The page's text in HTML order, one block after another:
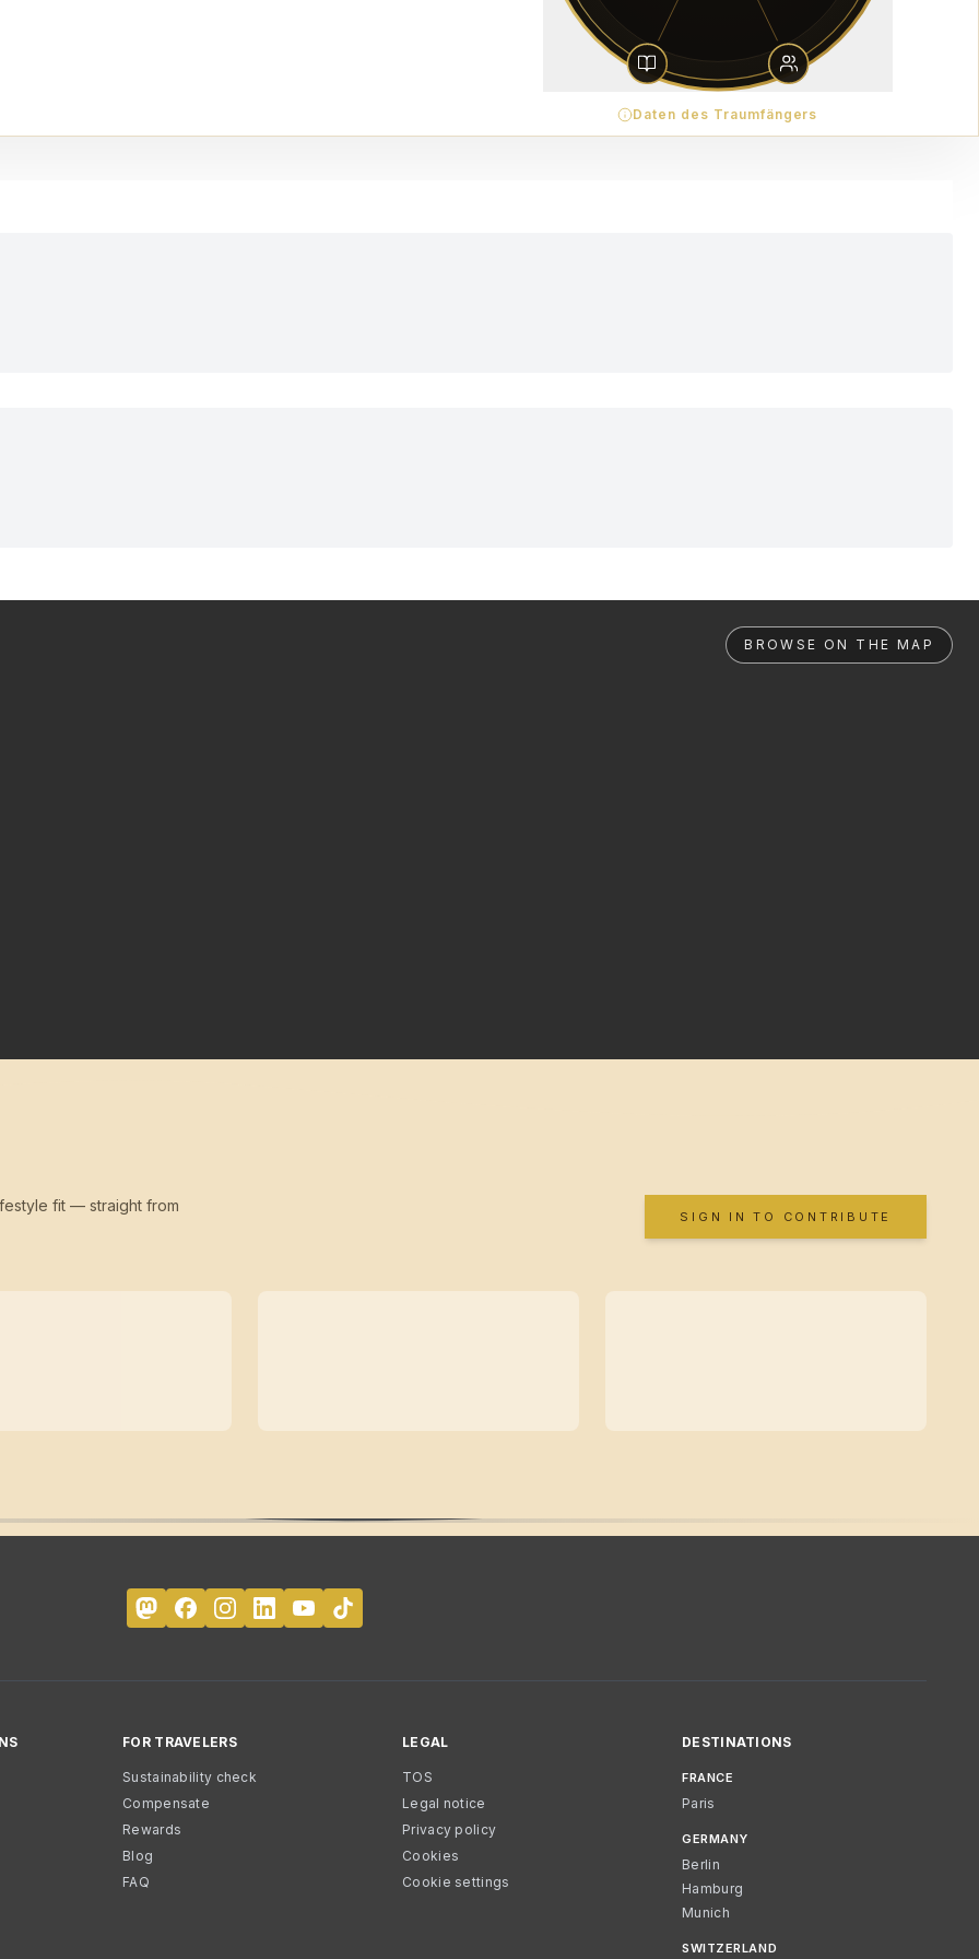
Daten des Traumfängers
BROWSE ON THE MAP
fit — straight from
SIGN IN TO CONTRIBUTE
FOR TRAVELERS
Sustainability check
Compensate
Rewards
Blog
FAQ
LEGAL
TOS
Legal notice
Privacy policy
Cookies
Cookie settings
DESTINATIONS
FRANCE
Paris
GERMANY
Berlin
Hamburg
Munich
SWITZERLAND